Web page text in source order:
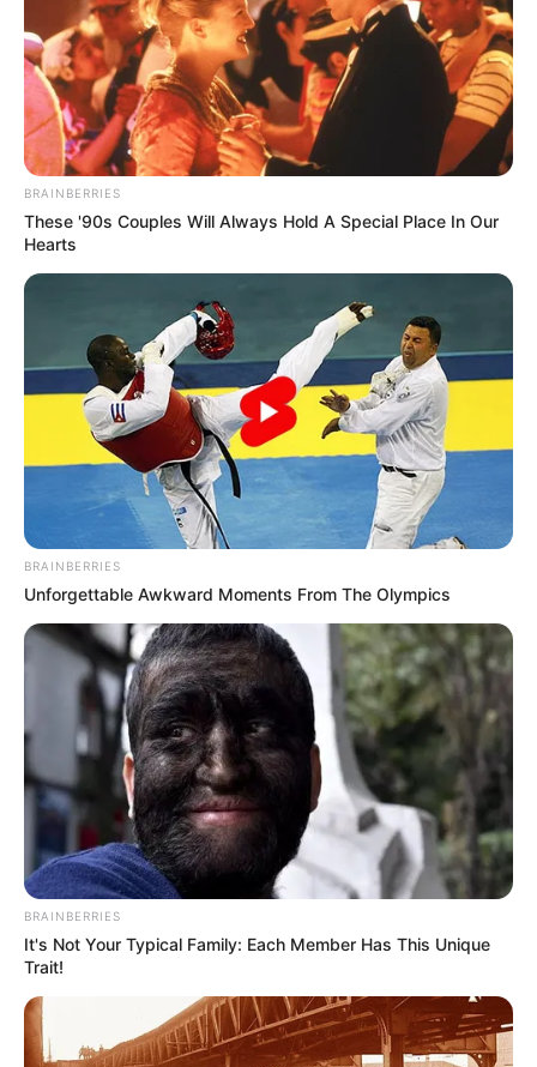
BRAINBERRIES
These '90s Couples Will Always Hold A Special Place In Our
Hearts
BRAINBERRIES
Unforgettable Awkward Moments From The Olympics
BRAINBERRIES
It's Not Your Typical Family: Each Member Has This Unique
Trait!